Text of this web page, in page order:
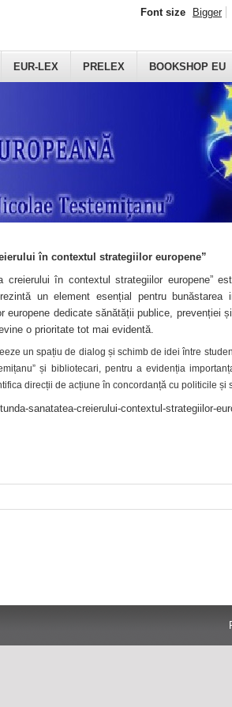
EUR-LEX PRELEX BOOKSHOP EU
Font size Bigger
în contextul strategiilor europene”
creierului în contextul strategiilor europene”
un element esențial pentru bunăstarea
dedicate sănătății publice, prevenției
o prioritate tot mai evidentă.
un spațiu de dialog și schimb de idei între
și bibliotecari, pentru a evidenția
direcții de acțiune în concordanță cu politicile și
sanatatea-creierului-contextul-strategiilor-